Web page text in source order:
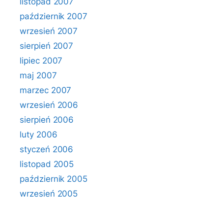
październik 2007
wrzesień 2007
sierpień 2007
lipiec 2007
maj 2007
marzec 2007
wrzesień 2006
sierpień 2006
luty 2006
styczeń 2006
listopad 2005
październik 2005
wrzesień 2005